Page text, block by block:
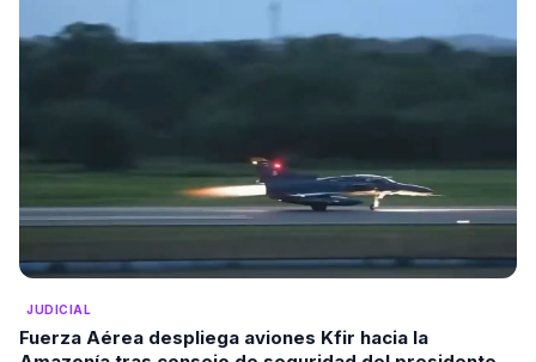
JUDICIAL
Fuerza Aérea despliega aviones Kfir hacia la